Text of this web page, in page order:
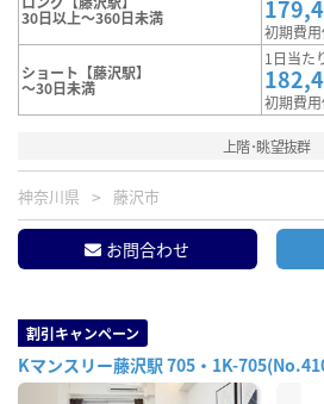
30日以上～360日未満
初期費
ショート【藤沢駅】
～30日未満
1日当た
初期費
上階･眺望抜群
神奈川県 藤沢市
お問合わせ
割引キャンペーン
Kマンスリー藤沢駅 705・1K-